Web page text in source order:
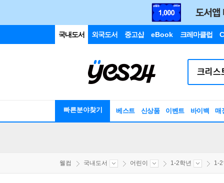
국내도서 외국도서 중고샵 eBook 크레마클럽
빠른분야찾기 베스트 신상품 이벤트 바이백 매
웰컴 국내도서 어린이 1-2학년 1-